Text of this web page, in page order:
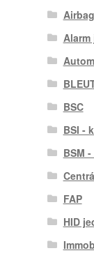
Alarm
BSC
BSI -
BSM
FAP
HID